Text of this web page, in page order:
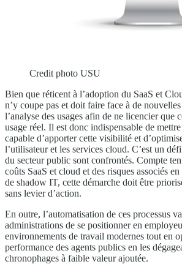
Credit photo USU
Bien que réticent à l’adoption du SaaS et
n’y coupe pas et doit faire face à de
l’analyse des usages afin de ne licencier que
usage réel. Il est donc indispensable de
capable d’apporter cette visibilité et
l’utilisateur et les services cloud. C’est un
du secteur public sont confrontés. Compte
coûts SaaS et cloud et des risques associés
de shadow IT, cette démarche doit être
sans levier d’action.
En outre, l’automatisation de ces processus
administrations de se positionner en
environnements de travail modernes tout en
performance des agents publics en les
chronophages à faible valeur ajoutée.